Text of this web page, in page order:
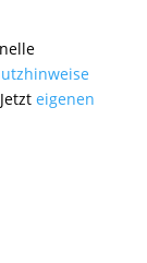
eigenen